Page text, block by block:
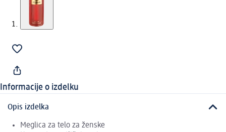
Informacije o izdelku
Opis izdelka
Meglica za telo za ženske